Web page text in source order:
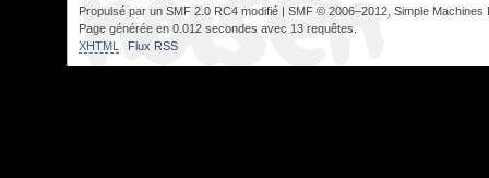
Propulsé par un SMF 2.0 RC4 modifié | SMF © 2006–2012, Simple Machines
Page générée en 0.012 secondes avec 13 requêtes.
XHTML
Flux RSS